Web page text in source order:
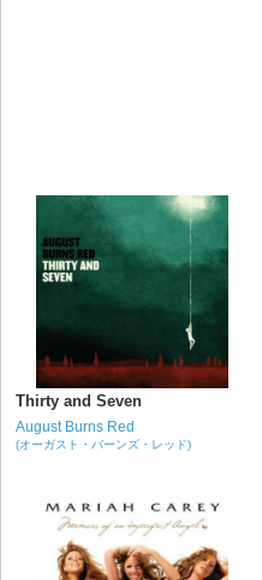
Thirty and Seven
August Burns Red
(オーガスト・バーンズ・レッド)